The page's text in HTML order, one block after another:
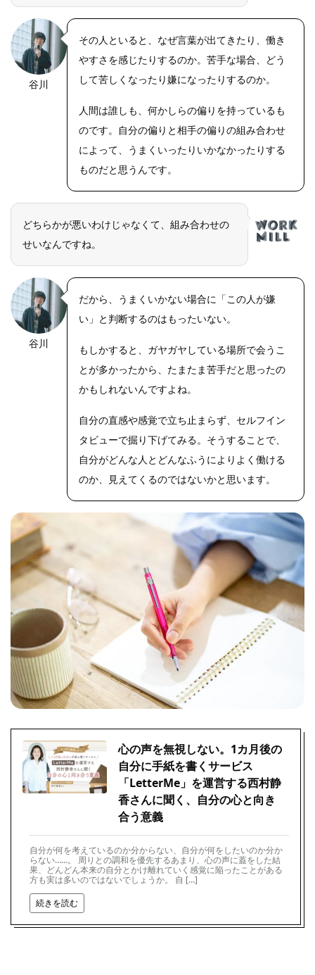
谷川
その人といると、なぜ言葉が出てきたり、働き
やすさを感じたりするのか。苦手な場合、どう
して苦しくなったり嫌になったりするのか。
人間は誰しも、何かしらの偏りを持っているも
のです。自分の偏りと相手の偏りの組み合わせ
によって、うまくいったりいかなかったりする
ものだと思うんです。
どちらかが悪いわけじゃなくて、組み合わせの
せいなんですね。
谷川
だから、うまくいかない場合に「この人が嫌
い」と判断するのはもったいない。
もしかすると、ガヤガヤしている場所で会うこ
とが多かったから、たまたま苦手だと思ったの
かもしれないんですよね。
自分の直感や感覚で立ち止まらず、セルフイン
タビューで掘り下げてみる。そうすることで、
自分がどんな人とどんなふうによりよく働ける
のか、見えてくるのではないかと思います。
心の声を無視しない。1カ月後の
自分に手紙を書くサービス
「LetterMe」を運営する西村静
香さんに聞く、自分の心と向き
合う意義
自分が何を考えているのか分からない、自分が何をしたいのか分か
らない……。 周りとの調和を優先するあまり、心の声に蓋をした結
果、どんどん本来の自分とかけ離れていく感覚に陥ったことがある
方も実は多いのではないでしょうか。 自 […]
続きを読む